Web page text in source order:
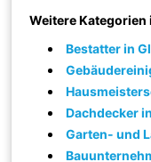
Weitere
Bestatter in
Dachdecker
Garten- und